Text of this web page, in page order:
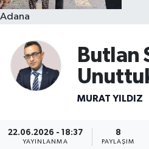
Adana
Butlan
MURAT YILDIZ
22.06.2026 - 18:37
YAYINLANMA
8
PAYLAŞIM